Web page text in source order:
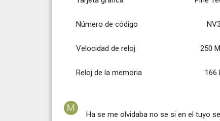
Número de código NV34 (AGP
Velocidad de reloj 250
Reloj de la memoria 166
Ha se me olvidaba no se si en el tuyo